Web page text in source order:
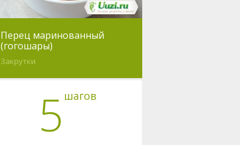
Перец маринованный
(гогошары)
Закрутки
5 шагов